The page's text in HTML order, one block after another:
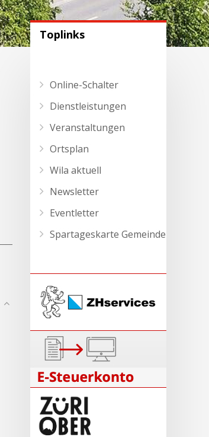
Toplinks
Online-Schalter
Dienstleistungen
Veranstaltungen
Ortsplan
Wila aktuell
Newsletter
Eventletter
Spartageskarte Gemeinde